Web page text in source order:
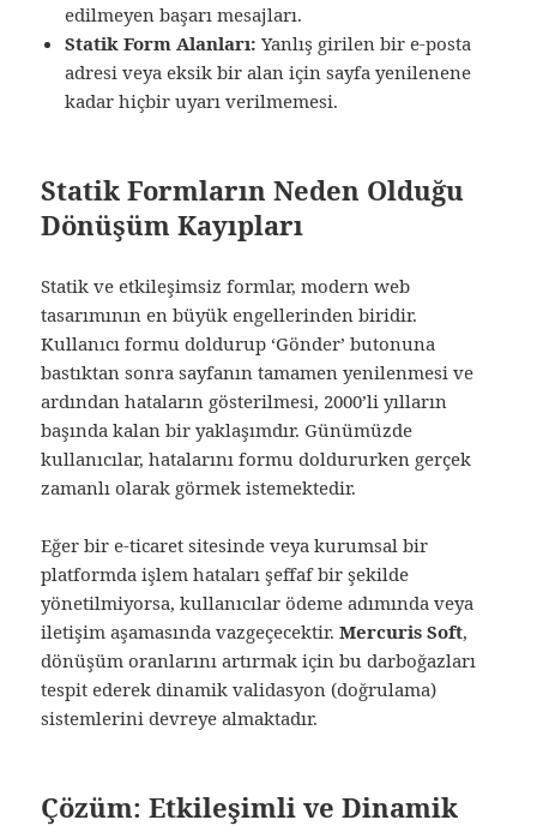
edilmeyen başarı mesajları.
Statik Form Alanları: Yanlış girilen bir e-posta
adresi veya eksik bir alan için sayfa yenilenene
kadar hiçbir uyarı verilmemesi.
Statik Formların Neden Olduğu
Dönüşüm Kayıpları
Statik ve etkileşimsiz formlar, modern web
tasarımının en büyük engellerinden biridir.
Kullanıcı formu doldurup ‘Gönder’ butonuna
bastıktan sonra sayfanın tamamen yenilenmesi ve
ardından hataların gösterilmesi, 2000’li yılların
başında kalan bir yaklaşımdır. Günümüzde
kullanıcılar, hatalarını formu doldururken gerçek
zamanlı olarak görmek istemektedir.
Eğer bir e-ticaret sitesinde veya kurumsal bir
platformda işlem hataları şeffaf bir şekilde
yönetilmiyorsa, kullanıcılar ödeme adımında veya
iletişim aşamasında vazgeçecektir.Mercuris Soft,
dönüşüm oranlarını artırmak için bu darboğazları
tespit ederek dinamik validasyon (doğrulama)
sistemlerini devreye almaktadır.
Çözüm: Etkileşimli ve Dinamik